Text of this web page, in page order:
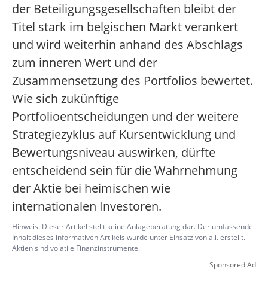
der Beteiligungsgesellschaften bleibt der
Titel stark im belgischen Markt verankert
und wird weiterhin anhand des Abschlags
zum inneren Wert und der
Zusammensetzung des Portfolios bewertet.
Wie sich zukünftige
Portfolioentscheidungen und der weitere
Strategiezyklus auf Kursentwicklung und
Bewertungsniveau auswirken, dürfte
entscheidend sein für die Wahrnehmung
der Aktie bei heimischen wie
internationalen Investoren.
Hinweis: Dieser Artikel stellt keine Anlageberatung dar. Der umfassende
Inhalt dieses informativen Artikels wurde unter Einsatz von a.i. erstellt.
Aktien sind volatile Finanzinstrumente.
Sponsored Ad